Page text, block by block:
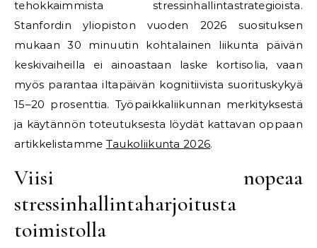
tehokkaimmista stressinhallintastrategioista.
Stanfordin yliopiston vuoden 2026 suosituksen
mukaan 30 minuutin kohtalainen liikunta päivän
keskivaiheilla ei ainoastaan laske kortisolia, vaan
myös parantaa iltapäivän kognitiivista suorituskykyä
15–20 prosenttia. Työpaikkaliikunnan merkityksestä
ja käytännön toteutuksesta löydät kattavan oppaan
artikkelistamme Taukoliikunta 2026.
Viisi nopeaa
stressinhallintaharjoitusta
toimistolla